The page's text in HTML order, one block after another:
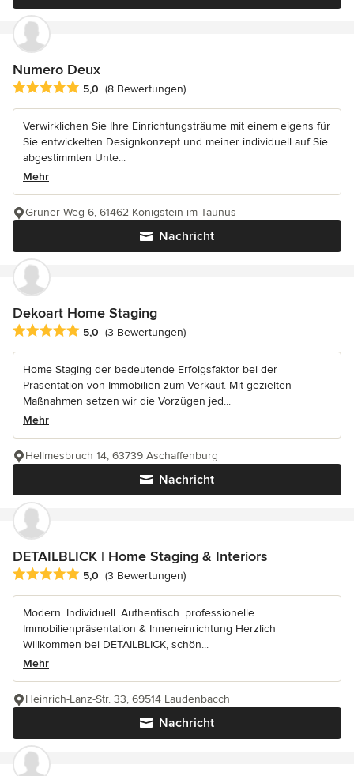
Numero Deux
Durchschnittliche Bewertung: 5 von 5 Sternen
5,0 (8 Bewertungen)
Verwirklichen Sie Ihre Einrichtungsträume mit einem eigens für
Sie entwickelten Designkonzept und meiner individuell auf Sie
abgestimmten Unte...
Mehr
Nachricht
Grüner Weg 6, 61462 Königstein im Taunus
Dekoart Home Staging
Durchschnittliche Bewertung: 5 von 5 Sternen
5,0 (3 Bewertungen)
Home Staging der bedeutende Erfolgsfaktor bei der
Präsentation von Immobilien zum Verkauf. Mit gezielten
Maßnahmen setzen wir die Vorzügen jed...
Mehr
Nachricht
Hellmesbruch 14, 63739 Aschaffenburg
DETAILBLICK | Home Staging & Interiors
Durchschnittliche Bewertung: 5 von 5 Sternen
5,0 (3 Bewertungen)
Modern. Individuell. Authentisch. professionelle
Immobilienpräsentation & Inneneinrichtung Herzlich
Willkommen bei DETAILBLICK, schön...
Mehr
Nachricht
Heinrich-Lanz-Str. 33, 69514 Laudenbacch